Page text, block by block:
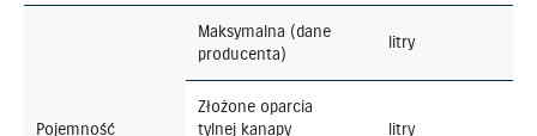
Pojemność
Maksymalna (dane
producenta)
litry
Złożone oparcia
tylnej kanapy
litry